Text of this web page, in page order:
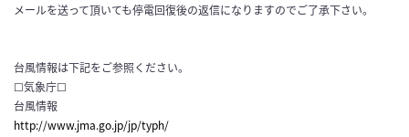
メールを送って頂いても停電回復後の返信になりますのでご了承下さい。
台風情報は下記をご参照ください。
☐気象庁☐
台風情報
http://www.jma.go.jp/jp/typh/